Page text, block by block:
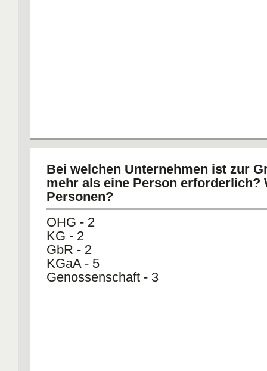
Bei welchen Unternehmen ist zur
mehr als eine Person erforderlich?
Personen?
OHG - 2
KG - 2
GbR - 2
KGaA - 5
Genossenschaft - 3